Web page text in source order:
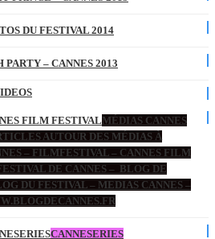
DU FESTIVAL 2014
PARTY – CANNES 2013
FILM FESTIVALMÉDIAS CANNES
AUTOUR DES MÉDIAS À
– FILMFESTIVAL – CANNES FILM
DE CANNES – BLOG DE
DU FESTIVAL – MEDIAS CANNES –
CANNESERIES